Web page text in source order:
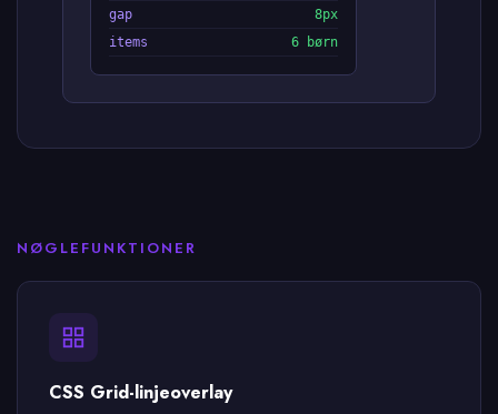
gap
8px
items
6 børn
NØGLEFUNKTIONER
CSS Grid-linjeoverlay